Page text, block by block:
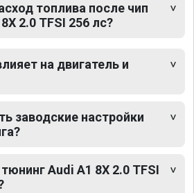
топлива после чип
2.0 TFSI 256 лс?
на двигатель и
заводские настройки
Audi A1 8X 2.0 TFSI